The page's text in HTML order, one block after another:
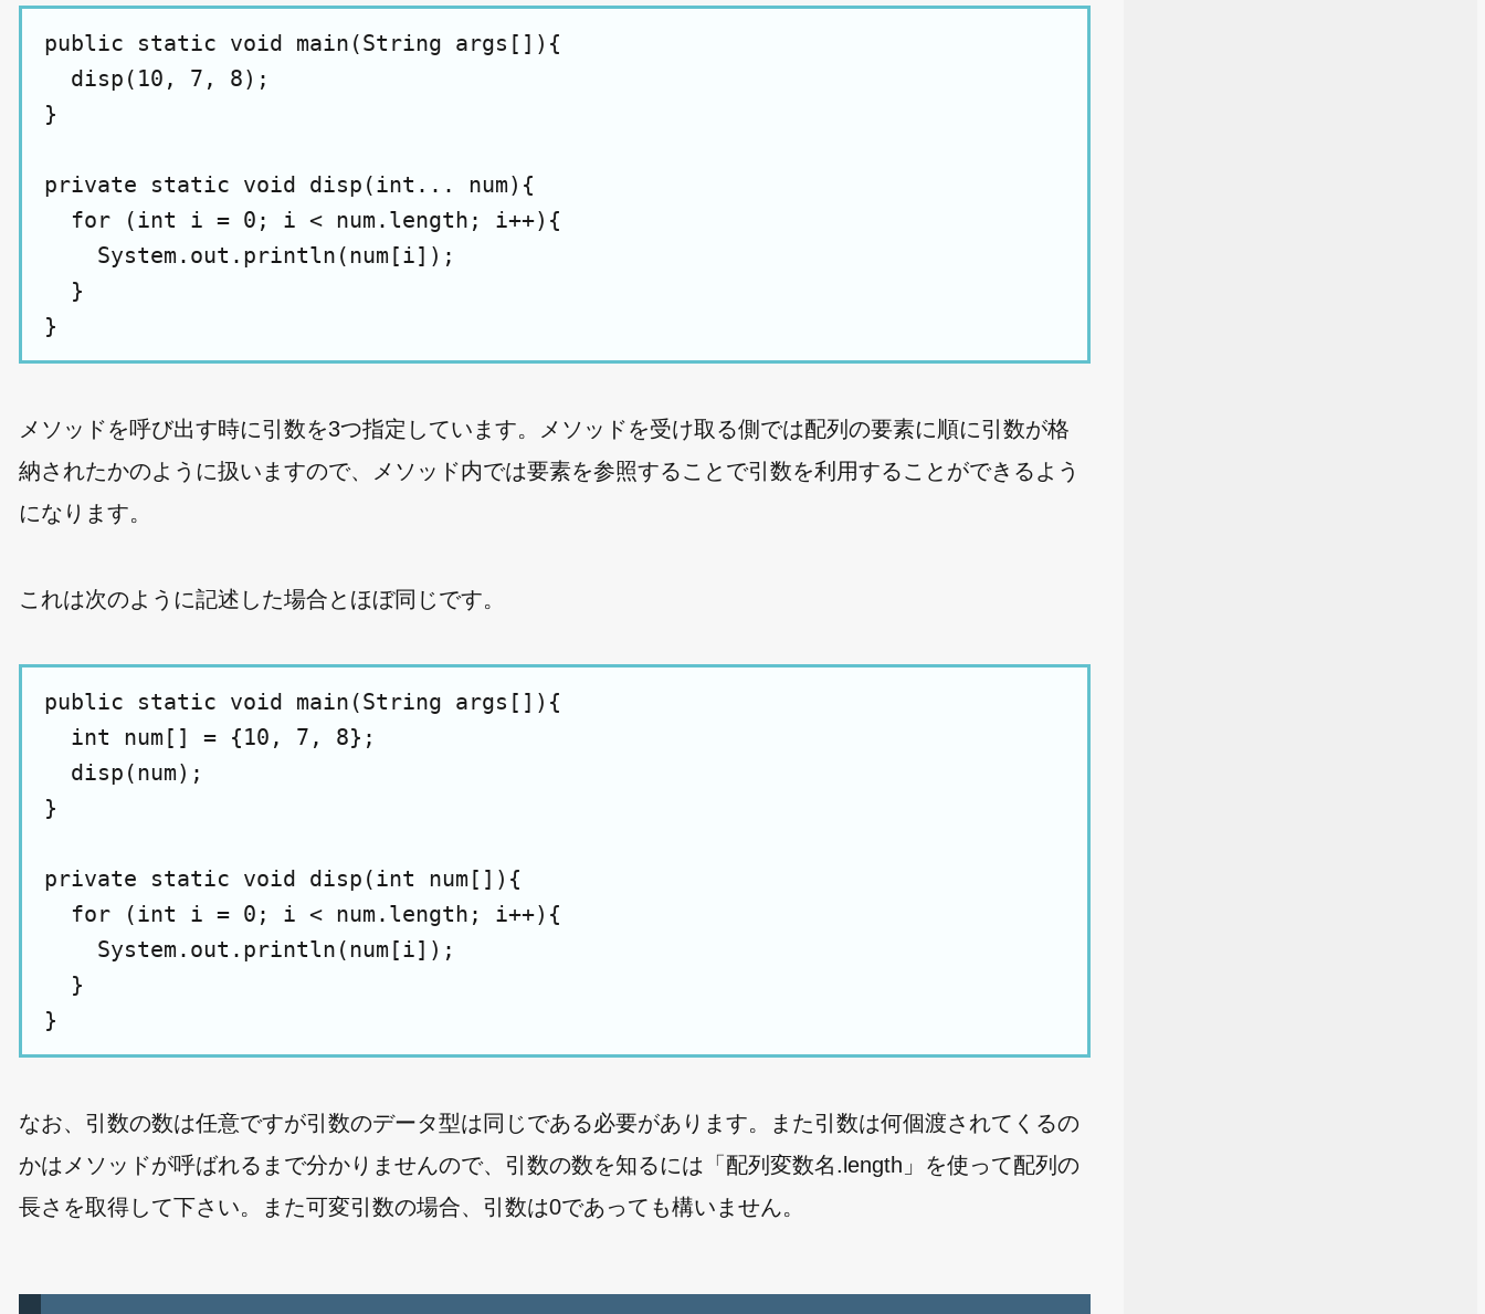
public static void main(String args[]){
  disp(10, 7, 8);
}
private static void disp(int... num){
  for (int i = 0; i < num.length; i++){
    System.out.println(num[i]);
  }
メソッドを呼び出す時に引数を3つ指定しています。メソッドを受け取る側では配列の要素に順に引数が格
納されたかのように扱いますので、メソッド内では要素を参照することで引数を利用することができるよう
になります。
これは次のように記述した場合とほぼ同じです。
public static void main(String args[]){
  int num[] = {10, 7, 8};
  disp(num);
}
private static void disp(int num[]){
  for (int i = 0; i < num.length; i++){
    System.out.println(num[i]);
  }
なお、引数の数は任意ですが引数のデータ型は同じである必要があります。また引数は何個渡されてくるの
かはメソッドが呼ばれるまで分かりませんので、引数の数を知るには「配列変数名.length」を使って配列の
長さを取得して下さい。また可変引数の場合、引数は0であっても構いません。